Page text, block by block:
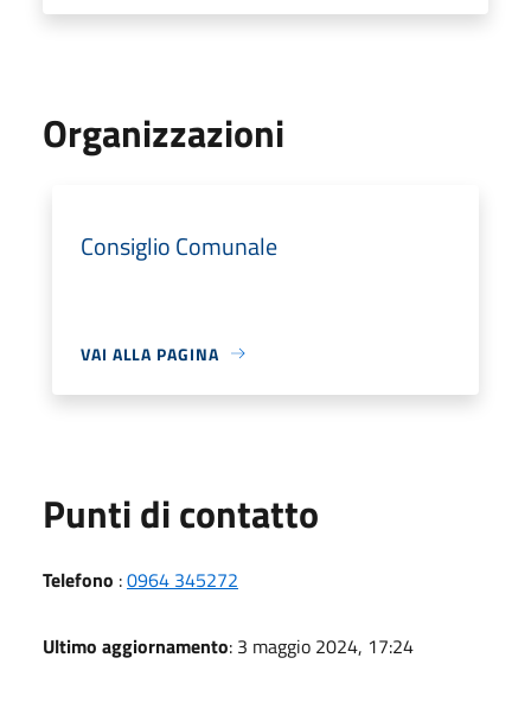
Organizzazioni
Consiglio Comunale
VAI ALLA PAGINA
Punti di contatto
Telefono :0964 345272
Ultimo aggiornamento: 3 maggio 2024, 17:24